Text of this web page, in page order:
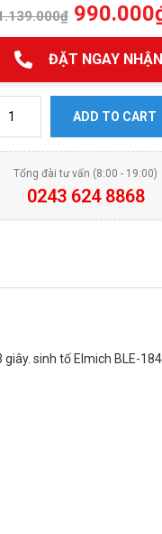
₫ 990.000
ĐẶT NGAY
ADD TO CART
Tổng đài tư vấn (8:00 - 19:00)
0243 624 8868
sinh tố Elmich BLE-